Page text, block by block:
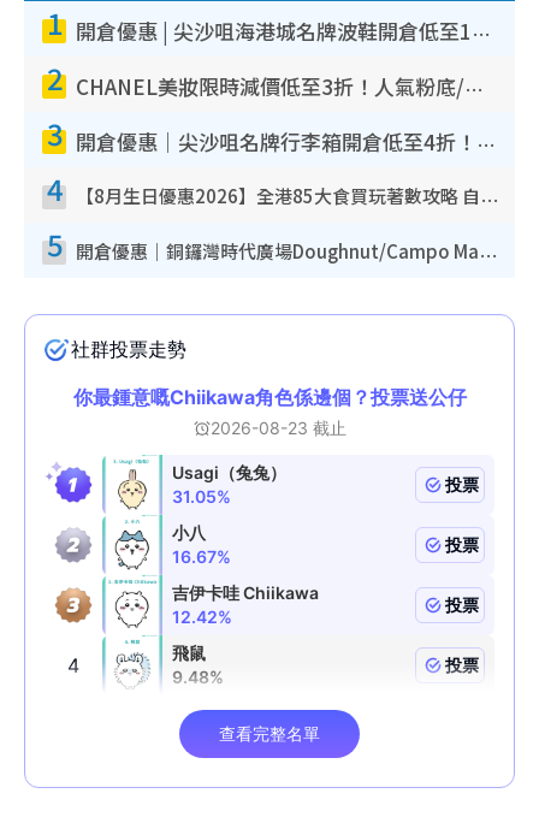
1 開倉優惠 | 尖沙咀海港城名牌波鞋開倉低至1折！On鞋$899起／Joy&Peace鞋履$98起
2 CHANEL美妝限時減價低至3折！人氣粉底/唇膏/精華液低至$275！COCO香水都有平
3 開倉優惠｜尖沙咀名牌行李箱開倉低至4折！一連5日 American Tourister/ace./Hallmark $200起！
4 【8月生日優惠2026】全港85大食買玩著數攻略 自助餐/火鍋放題同行免費＋誠品/DONKI送現金券
5 開倉優惠｜銅鑼灣時代廣場Doughnut/Campo Marzio開倉低至1折！背囊、書包、手袋劈價$200起